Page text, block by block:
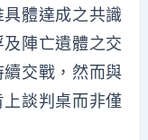
體達成之共識
陣亡遺體之交
交戰，然而與
談判桌而非僅